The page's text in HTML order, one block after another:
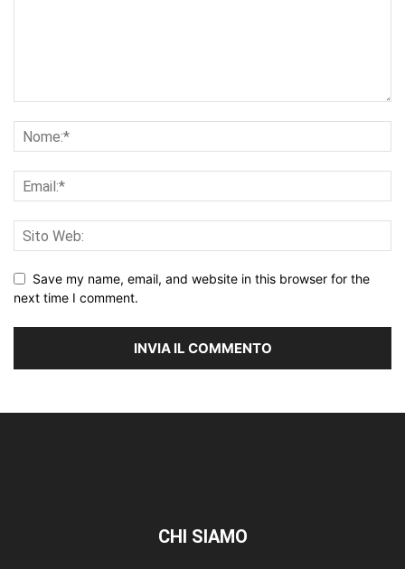
Save my name, email, and website in this browser for the
next time I comment.
CHI SIAMO